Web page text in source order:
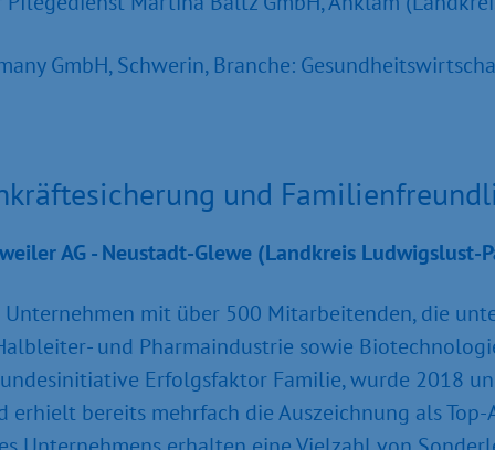
GmbH, Schwerin, Branche:
und
AG - Neustadt-Glewe (Landkreis Ludwigslust-
mit über 500 Mitarbeitenden, die
und Pharmaindustrie sowie
Erfolgsfaktor Familie, wurde 2018
bereits mehrfach die Auszeichnung als